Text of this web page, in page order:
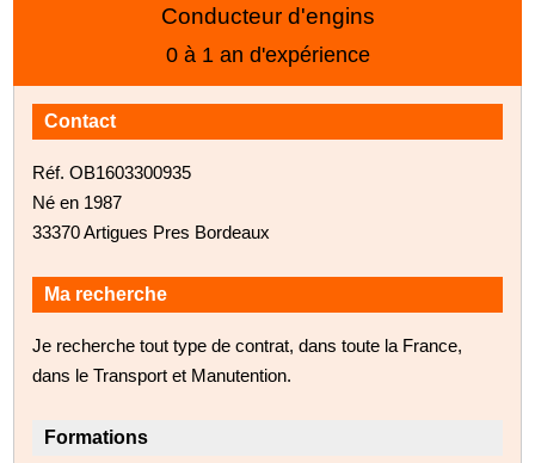
Conducteur d'engins
0 à 1 an d'expérience
Contact
Réf. OB1603300935
Né en 1987
33370 Artigues Pres Bordeaux
Ma recherche
Je recherche tout type de contrat, dans toute la France,
dans le Transport et Manutention.
Formations